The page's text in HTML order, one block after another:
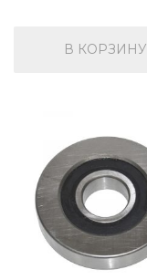
В КОРЗИНУ